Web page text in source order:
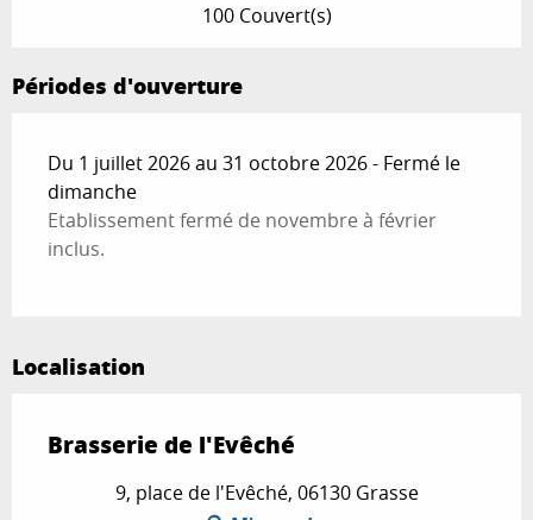
100 Couvert(s)
Périodes d'ouverture
Du 1 juillet 2026 au 31 octobre 2026 - Fermé le
dimanche
Etablissement fermé de novembre à février
inclus.
Localisation
Brasserie de l'Evêché
9, place de l'Evêché, 06130 Grasse